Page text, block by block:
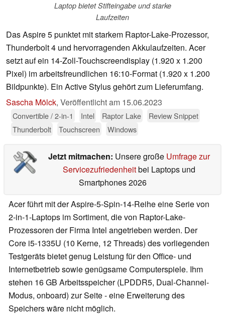
Laptop bietet Stifteingabe und starke
Laufzeiten
Das Aspire 5 punktet mit starkem Raptor-Lake-Prozessor,
Thunderbolt 4 und hervorragenden Akkulaufzeiten. Acer
setzt auf ein 14-Zoll-Touchscreendisplay (1.920 x 1.200
Pixel) im arbeitsfreundlichen 16:10-Format (1.920 x 1.200
Bildpunkte). Ein Active Stylus gehört zum Lieferumfang.
Sascha Mölck, Veröffentlicht am 15.06.2023
Convertible / 2-in-1 Intel Raptor Lake
Review Snippet
Thunderbolt
Touchscreen Windows
Jetzt mitmachen: Unsere große Umfrage zur
Servicezufriedenheitbei Laptops und
Smartphones 2026
Acer führt mit der Aspire-5-Spin-14-Reihe eine Serie von
2-in-1-Laptops im Sortiment, die von Raptor-Lake-
Prozessoren der Firma Intel angetrieben werden. Der
Core i5-1335U (10 Kerne, 12 Threads) des vorliegenden
Testgeräts bietet genug Leistung für den Office- und
Internetbetrieb sowie genügsame Computerspiele. Ihm
stehen 16 GB Arbeitsspeicher (LPDDR5, Dual-Channel-
Modus, onboard) zur Seite - eine Erweiterung des
Speichers wäre nicht möglich.